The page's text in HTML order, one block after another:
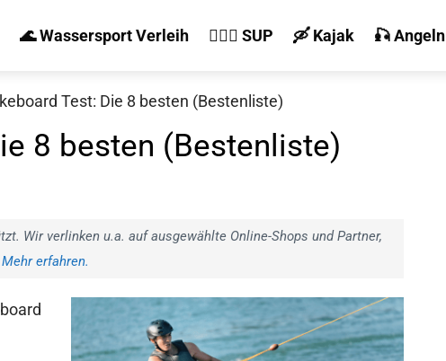
🌊 Wassersport Verleih 🏄‍♀️🛶 SUP 🛶 Kajak 🎣 Angeln
Test: Die 8 besten (Bestenliste)
8 besten (Bestenliste)
Wir verlinken u.a. auf ausgewählte Online-Shops und Partner,
Mehr erfahren.